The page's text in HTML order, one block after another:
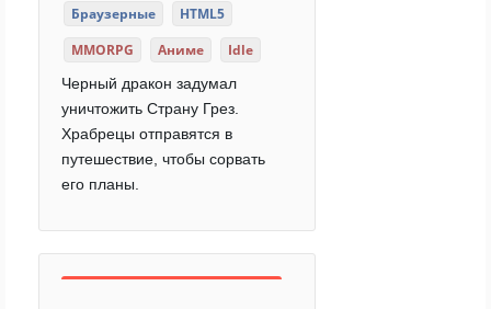
Браузерные
HTML5
MMORPG
Аниме Idle
Черный дракон задумал
уничтожить Страну Грез.
Храбрецы отправятся в
путешествие, чтобы сорвать
его планы.